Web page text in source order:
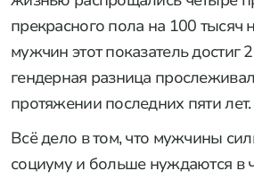
прекрасного пола на 100 тысяч
мужчин этот показатель достиг
гендерная разница
протяжении последних пяти лет.
Всё дело в том, что мужчины
социуму и больше нуждаются в